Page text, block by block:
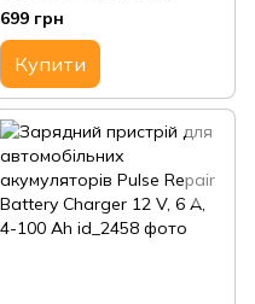
пилосос в авто
699 грн
Купити